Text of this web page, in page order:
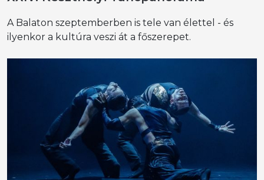
A Balaton szeptemberben is tele van élettel - és
ilyenkor a kultúra veszi át a főszerepet.